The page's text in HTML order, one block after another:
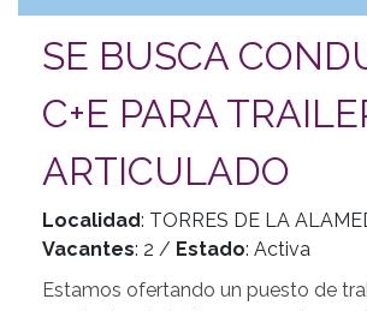
SE BUSCA
C+E PARA
ARTICULADO
Localidad: TORRES DE LA
Vacantes: 2 / Estado: Activa
Estamos ofertando un puesto de